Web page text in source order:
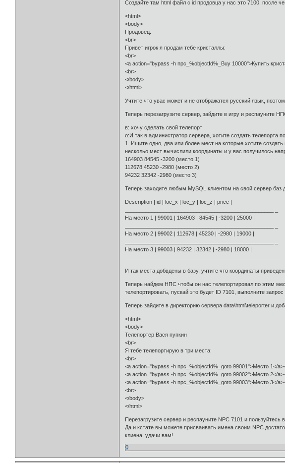
Создайте там html файл с id продовца у нас это 7100, после
<html>
<body>
Продовец:
<br>
Привет игрок я продам тебе кристаллы:
<br>
<a action="bypass -h npc_%objectId%_Buy 10000">Купить
<br>
</body>
</html>
Учтите что увас может и не отображатся русский язык,
Теперь перезагрузите сервер, зайдите в игру и респауните
в: хочу сделать свой телепорт
о:И так в администратор сервера, хотите создать телепорта
1. Ищите одно, два или более мест на которые хотите
нескольо мест вычислили координаты и у вас получилось
164903 84545 -3200 (место 1)
112678 45230 -2980 (место 2)
94232 32342 -2980 (место 3)
Теперь заходите любым MySQL клиентом на свой сервер баз
Description | id | loc_x | loc_y | loc_z | price |
На место 1 | 99001 | 164903 | 84545 | -3200 | 25000 |
На место 2 | 99002 | 112678 | 45230 | -2980 | 19000 |
На место 3 | 99003 | 94232 | 32342 | -2980 | 18000 |
И так места добвдены в базу, учтите что координаты
Теперь найдем НПС чтобы он нас телепортировал по этим
телепортировать, пускай это будет ID 7101, выполните
Теперь зайдите в директорию сервера data\html\teleporter и
<html>
<body>
Телепортер Вася пупкин
<br>
Я тебе телепортирую в три места:
<br>
<a action="bypass -h npc_%objectId%_goto 99001">Место 1</
<a action="bypass -h npc_%objectId%_goto 99002">Место 2</
<a action="bypass -h npc_%objectId%_goto 99003">Место 3</
<br>
</body>
</html>
Перезагрузите сервер и респауните NPC 7101 и пользуйтесь
Да и кстате вы можете присваивать имена своим NPC
клиена, удачи вам!
0